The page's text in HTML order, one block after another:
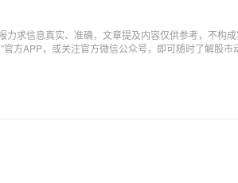
力求信息真实、准确，文章提及内容仅供参考，不构
官方APP，或关注官方微信公众号，即可随时了解股市